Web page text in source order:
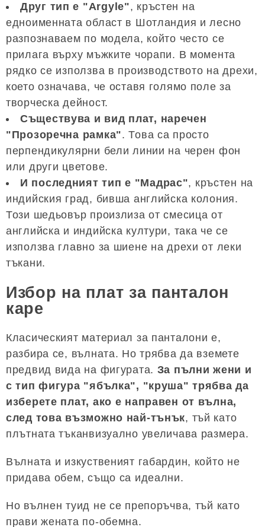
Друг тип е "Argyle", кръстен на
едноименната област в Шотландия и лесно
разпознаваем по модела, който често се
прилага върху мъжките чорапи. В момента
рядко се използва в производството на дрехи,
което означава, че оставя голямо поле за
творческа дейност.
Съществува и вид плат, наречен
"Прозоречна рамка". Това са просто
перпендикулярни бели линии на черен фон
или други цветове.
И последният тип е "Мадрас", кръстен на
индийския град, бивша английска колония.
Този шедьовър произлиза от смесица от
английска и индийска култури, така че се
използва главно за шиене на дрехи от леки
тъкани.
Избор на плат за панталон
каре
Класическият материал за панталони е,
разбира се, вълната. Но трябва да вземете
предвид вида на фигурата. За пълни жени и
с тип фигура "ябълка", "круша" трябва да
изберете плат, ако е направен от вълна,
след това възможно най-тънък, тъй като
плътната тъканвизуално увеличава размера.
Вълната и изкуственият габардин, който не
придава обем, също са идеални.
Но вълнен туид не се препоръчва, тъй като
прави жената по-обемна.